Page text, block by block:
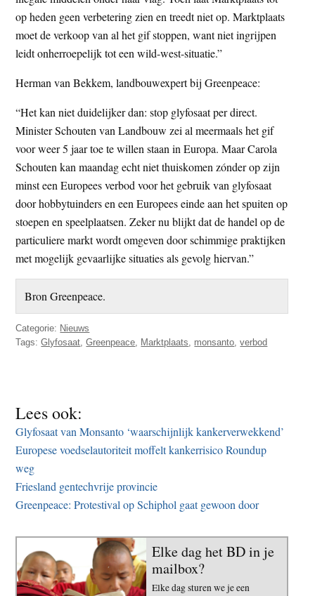
op heden geen verbetering zien en treedt niet op. Marktplaats
moet de verkoop van al het gif stoppen, want niet ingrijpen
leidt onherroepelijk tot een wild-west-situatie.”
Herman van Bekkem, landbouwexpert bij Greenpeace:
“Het kan niet duidelijker dan: stop glyfosaat per direct.
Minister Schouten van Landbouw zei al meermaals het gif
voor weer 5 jaar toe te willen staan in Europa. Maar Carola
Schouten kan maandag echt niet thuiskomen zónder op zijn
minst een Europees verbod voor het gebruik van glyfosaat
door hobbytuinders en een Europees einde aan het spuiten op
stoepen en speelplaatsen. Zeker nu blijkt dat de handel op de
particuliere markt wordt omgeven door schimmige praktijken
met mogelijk gevaarlijke situaties als gevolg hiervan.”
Bron Greenpeace.
Categorie: Nieuws
Tags:Glyfosaat,Greenpeace, Marktplaats, monsanto,verbod
Lees ook:
Glyfosaat van Monsanto ‘waarschijnlijk kankerverwekkend’
Europese voedselautoriteit moffelt kankerrisico Roundup
weg
Friesland gentechvrije provincie
Greenpeace: Protestival op Schiphol gaat gewoon door
Elke dag het BD in je
mailbox?
Elke dag sturen we je een